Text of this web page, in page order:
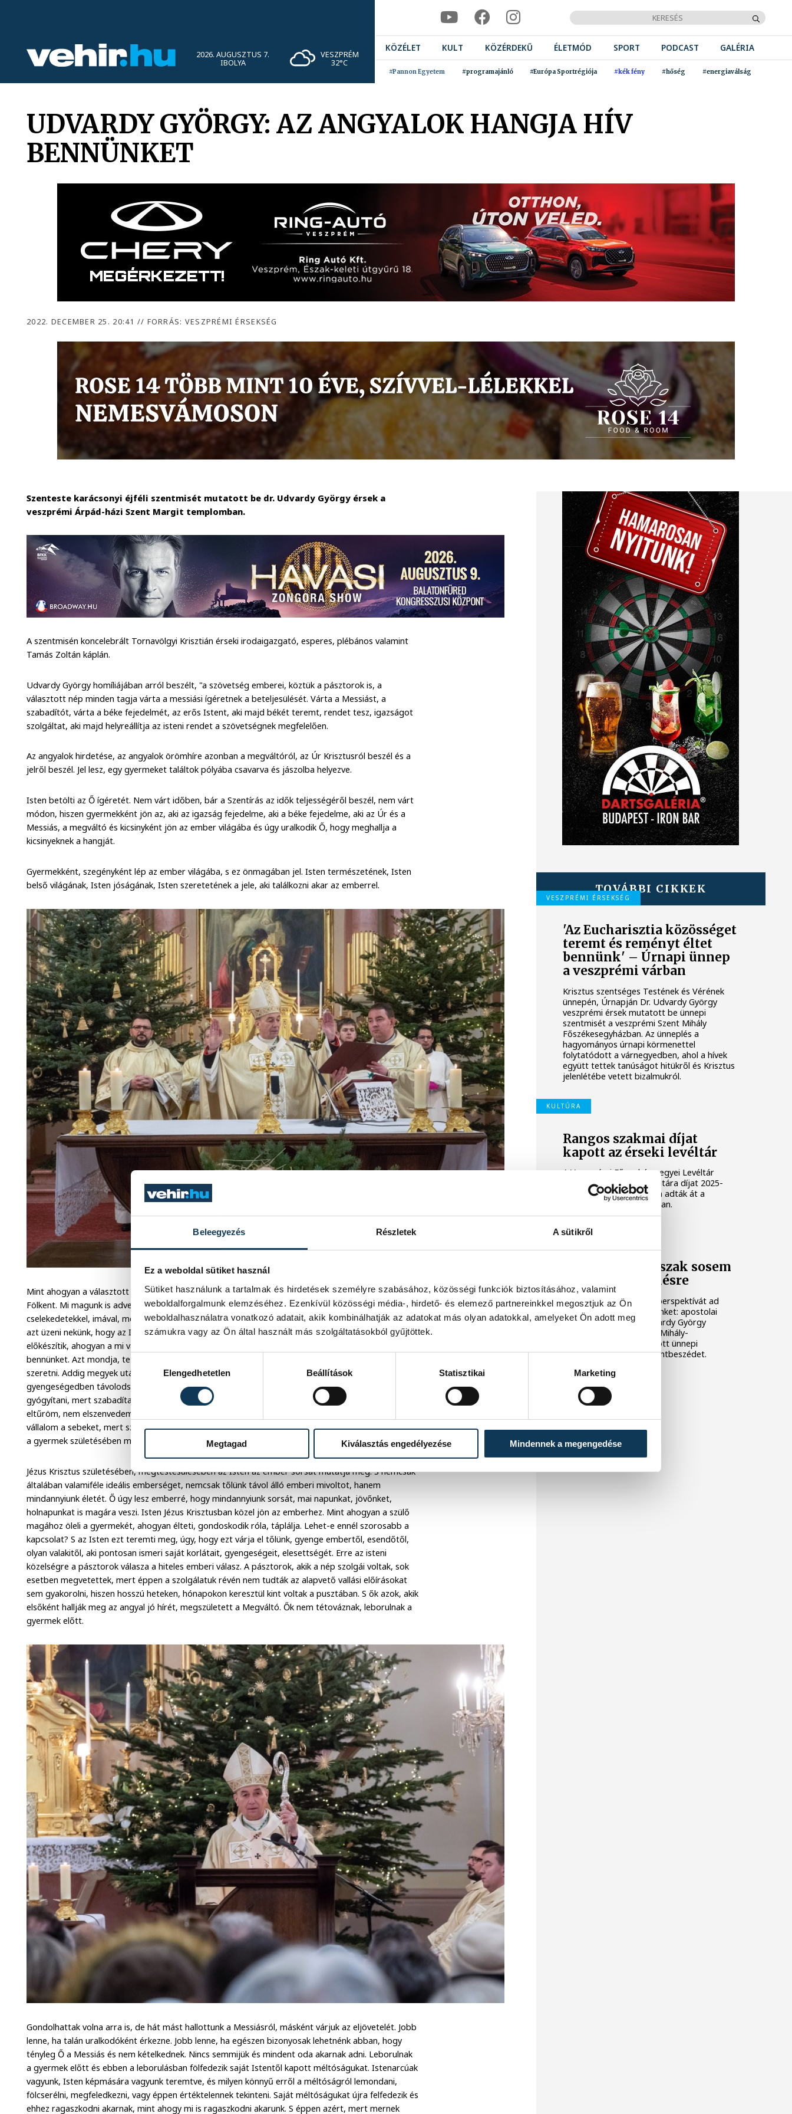
Beleegyezés Részletek A sütikről
Ez a weboldal sütiket használ
Sütiket használunk a tartalmak és hirdetések személyre szabásához, közösségi funkciók biztosításához, valamint
weboldalforgalmunk elemzéséhez. Ezenkívül közösségi média-, hirdető- és elemező partnereinkkel megosztjuk az Ön
weboldalhasználatra vonatkozó adatait, akik kombinálhatják az adatokat más olyan adatokkal, amelyeket Ön adott meg
számukra vagy az Ön által használt más szolgáltatásokból gyűjtöttek.
Elengedhetetlen
Beállítások Statisztikai Marketing
Megtagad Kiválasztás engedélyezése Mindennek a megengedése
2026. AUGUSZTUS 7.
IBOLYA
VESZPRÉM
32°C
KÖZÉLET KULT KÖZÉRDEKŰ ÉLETMÓD SPORT PODCAST GALÉRIA
#Pannon Egyetem #programajánló #Európa Sportrégiója #kék fény #hőség #energiaválság
UDVARDY GYÖRGY: AZ ANGYALOK HANGJA HÍV
BENNÜNKET
2022. DECEMBER 25. 20:41 // FORRÁS: VESZPRÉMI ÉRSEKSÉG
Szenteste karácsonyi éjféli szentmisét mutatott be dr. Udvardy György érsek a
veszprémi Árpád-házi Szent Margit templomban.
A szentmisén koncelebrált Tornavölgyi Krisztián érseki irodaigazgató, esperes, plébános valamint
Tamás Zoltán káplán.
Udvardy György homíliájában arról beszélt, "a szövetség emberei, köztük a pásztorok is, a
választott nép minden tagja várta a messiási ígéretnek a beteljesülését. Várta a Messiást, a
szabadítót, várta a béke fejedelmét, az erős Istent, aki majd békét teremt, rendet tesz, igazságot
szolgáltat, aki majd helyreállítja az isteni rendet a szövetségnek megfelelően.
Az angyalok hirdetése, az angyalok örömhíre azonban a megváltóról, az Úr Krisztusról beszél és a
jelről beszél. Jel lesz, egy gyermeket találtok pólyába csavarva és jászolba helyezve.
Isten betölti az Ő ígéretét. Nem várt időben, bár a Szentírás az idők teljességéről beszél, nem várt
módon, hiszen gyermekként jön az, aki az igazság fejedelme, aki a béke fejedelme, aki az Úr és a
Messiás, a megváltó és kicsinyként jön az ember világába és úgy uralkodik Ő, hogy meghallja a
kicsinyeknek a hangját.
Gyermekként, szegényként lép az ember világába, s ez önmagában jel. Isten természetének, Isten
belső világának, Isten jóságának, Isten szeretetének a jele, aki találkozni akar az emberrel.
Mint ahogyan a választott nép is napról napra várta, mikor érkezik el a Messiás, a Megígért, a
Fölkent. Mi magunk is adventi készületünkben készítettük lelkünket az Úrral való találkozásra, jó
cselekedetekkel, imával, megtérést jeleinek a felmutatásával és mégis ezzel együtt is a mai éjszaka
azt üzeni nekünk, hogy az Isten akar találkozni velünk. Sokkal inkább, mint ahogyan a mi vágyaink ezt
előkészítik, ahogyan a mi vágyaink ezt megfogalmazzák. Isten akar találkozni velünk. Isten szeret
bennünket. Azt mondja, te vagy a mindenem, olyan leszek, mint te, hogy értsd végre, mit jelent
szeretni. Addig megyek utánad, addig megyek érted, amíg te esetleg tévedésedben,
gyengeségedben távolodsz tőlem. Föllellek téged, bárhol is vagy, mert menteni akarlak, mert
gyógyítani, mert szabadítani akarlak. Szeretlek téged. Vállalom érted a kiszolgáltatottságot. Nem
eltűröm, nem elszenvedem, hanem akarok kiszolgáltatott lenni. Vállalom a sebezhetőséget,
vállalom a sebeket, mert szeretlek, mert Isten a szeretet. Az isteni szeretet számunkra isteni jelként
a gyermek születésében mutatkozik meg.
Jézus Krisztus születésében, megtestesülésében az Isten az ember sorsát mutatja meg. S nemcsak
általában valamiféle ideális emberséget, nemcsak tőlünk távol álló emberi mivoltot, hanem
mindannyiunk életét. Ő úgy lesz emberré, hogy mindannyiunk sorsát, mai napunkat, jövőnket,
holnapunkat is magára veszi. Isten Jézus Krisztusban közel jön az emberhez. Mint ahogyan a szülő
magához öleli a gyermekét, ahogyan élteti, gondoskodik róla, táplálja. Lehet-e ennél szorosabb a
kapcsolat? S az Isten ezt teremti meg, úgy, hogy ezt várja el tőlünk, gyenge embertől, esendőtől,
olyan valakitől, aki pontosan ismeri saját korlátait, gyengeségeit, elesettségét. Erre az isteni
közelségre a pásztorok válasza a hiteles emberi válasz. A pásztorok, akik a nép szolgái voltak, sok
esetben megvetettek, mert éppen a szolgálatuk révén nem tudták az alapvető vallási előírásokat
sem gyakorolni, hiszen hosszú heteken, hónapokon keresztül kint voltak a pusztában. S ők azok, akik
elsőként hallják meg az angyal jó hírét, megszületett a Megváltó. Ők nem tétováznak, leborulnak a
gyermek előtt.
Gondolhattak volna arra is, de hát mást hallottunk a Messiásról, másként várjuk az eljövetelét. Jobb
lenne, ha talán uralkodóként érkezne. Jobb lenne, ha egészen bizonyosak lehetnénk abban, hogy
tényleg Ő a Messiás és nem kételkednek. Nincs semmijük és mindent oda akarnak adni. Leborulnak
a gyermek előtt és ebben a leborulásban fölfedezik saját Istentől kapott méltóságukat. Istenarcúak
vagyunk, Isten képmására vagyunk teremtve, és milyen könnyű erről a méltóságról lemondani,
fölcserélni, megfeledkezni, vagy éppen értéktelennek tekinteni. Saját méltóságukat újra felfedezik és
ehhez ragaszkodni akarnak, mint ahogy mi is ragaszkodni akarunk. S éppen azért, mert mernek
TOVÁBBI CIKKEK
VESZPRÉMI ÉRSEKSÉG
'Az Eucharisztia közösséget
teremt és reményt éltet
bennünk' – Úrnapi ünnep
a veszprémi várban
Krisztus szentséges Testének és Vérének
ünnepén, Úrnapján Dr. Udvardy György
veszprémi érsek mutatott be ünnepi
szentmisét a veszprémi Szent Mihály
Főszékesegyházban. Az ünneplés a
hagyományos úrnapi körmenettel
folytatódott a várnegyedben, ahol a hívek
együtt tettek tanúságot hitükről és Krisztus
jelenlétébe vetett bizalmukról.
KULTÚRA
Rangos szakmai díjat
kapott az érseki levéltár
A Veszprémi Főegyházmegyei Levéltár
kapta az Év Egyházi Levéltára díjat 2025-
ben. Az elismerést hétfőn adták át a
veszprémi érseki palotában.
HÚSVÉT
Udvardy: az erőszak sosem
vezet megbékélésre
Krisztus feltámadása új perspektívát ad
nekünk, megváltoztat minket: apostolai
lehetünk az életnek. Udvardy György
veszprémi érsek a Szent Mihály-
főszékesegyházban tartott ünnepi
szentmisén mondott szentbeszédet.